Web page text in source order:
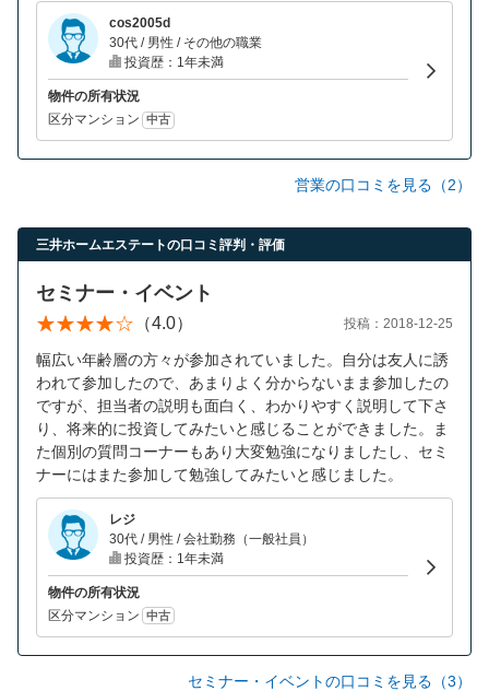
cos2005d
30代 / 男性 / その他の職業
投資歴：1年未満
物件の所有状況
区分マンション 中古
営業の口コミを見る（2）
三井ホームエステートの口コミ評判・評価
セミナー・イベント
（4.0） 投稿：2018-12-25
幅広い年齢層の方々が参加されていました。自分は友人に誘
われて参加したので、あまりよく分からないまま参加したの
ですが、担当者の説明も面白く、わかりやすく説明して下さ
り、将来的に投資してみたいと感じることができました。ま
た個別の質問コーナーもあり大変勉強になりましたし、セミ
ナーにはまた参加して勉強してみたいと感じました。
レジ
30代 / 男性 / 会社勤務（一般社員）
投資歴：1年未満
物件の所有状況
区分マンション 中古
セミナー・イベントの口コミを見る（3）